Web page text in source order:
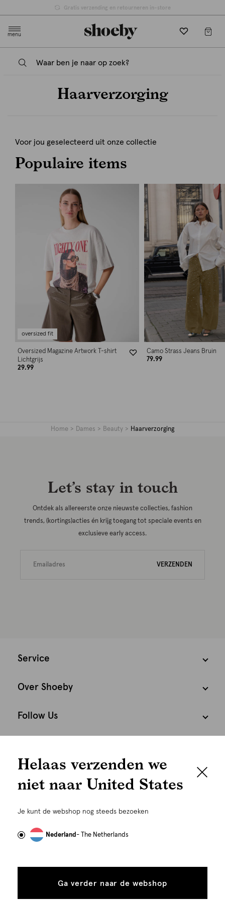
graag persoonlijk
gebruiken wij cookies en daarmee vergelijkbare
om advertenties te personaliseren...
tonen
toestaan
Gratis verzending en retourneren in-store
menu
Haarverzorging
Voor jou geselecteerd uit onze collectie
Populaire items
oversized fit
Oversized Magazine Artwork T-shirt
Lichtgrijs
29.99
Camo Strass Jeans Bruin
79.99
Home Dames Beauty Haarverzorging
Let’s stay in touch
Ontdek als allereerste onze nieuwste collecties, fashion
trends, (kortings)acties én krijg toegang tot speciale events en
exclusieve early access.
VERZENDEN
Service
Over Shoeby
Follow Us
Nederland Nederlands
Helaas verzenden we
niet naar United States
Je kunt de webshop nog steeds bezoeken
Nederland- The Netherlands
Ga verder naar de webshop